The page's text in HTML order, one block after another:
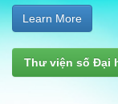
Learn More
Thư viện số Đại